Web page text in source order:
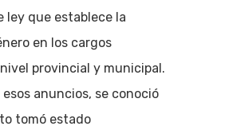
ley que establece la
en los cargos
provincial y municipal.
anuncios, se conoció
tomó estado